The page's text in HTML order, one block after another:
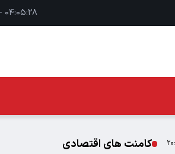
۰۴:۰۵:۲۹ - ۱۶ مرداد ۱۴۰۵
کامنت های اقتصادی